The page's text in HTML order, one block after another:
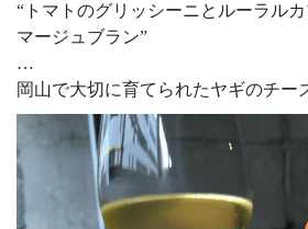
“トマトのグリッシーニとルーラル
マージュブラン”
…
岡山で大切に育てられたヤギのチー